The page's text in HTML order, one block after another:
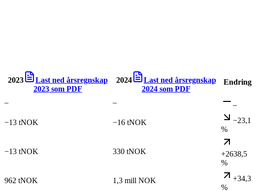
2023
Last ned årsregnskap
2023som PDF
2024
Last ned årsregnskap
2024som PDF
Endring
– – –
−13 tNOK −16 tNOK
−23,1
%
−13 tNOK 330 tNOK
+2638,5
%
962 tNOK 1,3 mill NOK
+34,3
%